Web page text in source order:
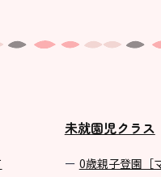
未就園児クラス
0歳親子登園［